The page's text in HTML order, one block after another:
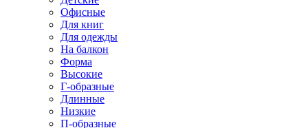
Офисные
Для книг
Для одежды
На балкон
Форма
Высокие
Г-образные
Длинные
Низкие
П-образные